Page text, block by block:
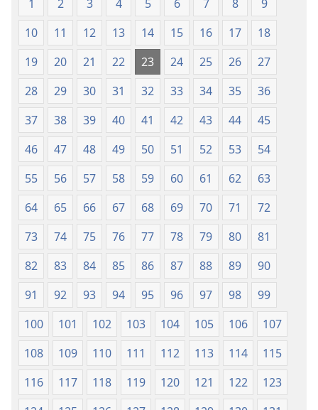
(revisión
del
2019)
(revisión
del
2019)
1 2 3 4 5 6 7 8
9
10
11 12 13 14 15 16 17
18
19
20 21 22 23 24 25 26
27
28
29 30 31 32 33 34 35
36
37
38 39 40 41 42 43 44
45
46
47 48 49 50 51 52 53
54
55
56 57 58 59 60 61 62
63
64
65 66 67 68 69 70 71
72
73
74 75 76 77 78 79 80
81
82
83 84 85 86 87 88 89
90
91
92 93 94 95 96 97 98
99
100
101 102 103 104 105 106
107
108
109 110 111 112 113 114
115
116
117 118 119 120 121 122
123